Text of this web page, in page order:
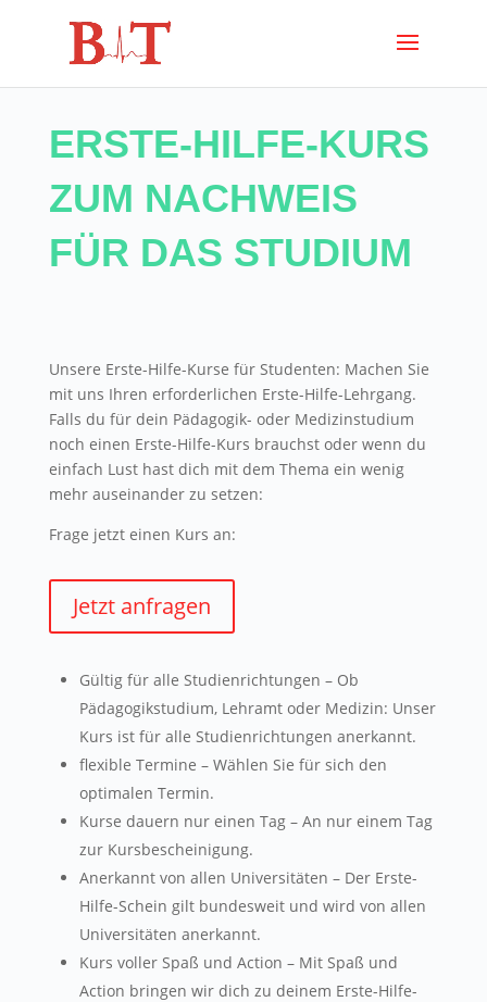
ERSTE-HILFE-KURS
ZUM NACHWEIS
FÜR DAS STUDIUM
Unsere Erste-Hilfe-Kurse für Studenten: Machen Sie
mit uns Ihren erforderlichen Erste-Hilfe-Lehrgang.
Falls du für dein Pädagogik- oder Medizinstudium
noch einen Erste-Hilfe-Kurs brauchst oder wenn du
einfach Lust hast dich mit dem Thema ein wenig
mehr auseinander zu setzen:
Frage jetzt einen Kurs an:
Jetzt anfragen
Gültig für alle Studienrichtungen – Ob
Pädagogikstudium, Lehramt oder Medizin: Unser
Kurs ist für alle Studienrichtungen anerkannt.
flexible Termine – Wählen Sie für sich den
optimalen Termin.
Kurse dauern nur einen Tag – An nur einem Tag
zur Kursbescheinigung.
Anerkannt von allen Universitäten – Der Erste-
Hilfe-Schein gilt bundesweit und wird von allen
Universitäten anerkannt.
Kurs voller Spaß und Action – Mit Spaß und
Action bringen wir dich zu deinem Erste-Hilfe-